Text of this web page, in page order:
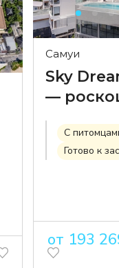
Самуи
Sky
—
вилла
класса с
С
Готово к
от 193